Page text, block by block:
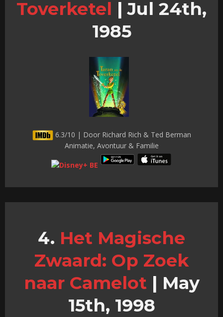
Toverketel | Jul 24th,
1985
6.3/10 | Door Richard Rich & Ted Berman
Animatie, Avontuur & Familie
Het Magische
Zwaard: Op Zoek
naar Camelot | May
15th, 1998